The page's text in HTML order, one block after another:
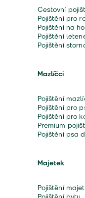
Cestovní
Pojištění pro
Pojištění na
Pojištění
Pojištění
Mazlíčci
Pojištění
Pojištění pro
Pojištění pro
Premium
Pojištění psa
Majetek
Pojištění